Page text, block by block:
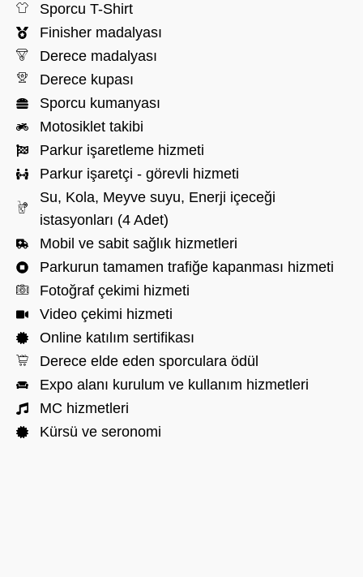
Sporcu T-Shirt
Finisher madalyası
Derece madalyası
Derece kupası
Sporcu kumanyası
Motosiklet takibi
Parkur işaretleme hizmeti
Parkur işaretçi - görevli hizmeti
Su, Kola, Meyve suyu, Enerji içeceği
istasyonları (4 Adet)
Mobil ve sabit sağlık hizmetleri
Parkurun tamamen trafiğe kapanması hizmeti
Fotoğraf çekimi hizmeti
Video çekimi hizmeti
Online katılım sertifikası
Derece elde eden sporculara ödül
Expo alanı kurulum ve kullanım hizmetleri
MC hizmetleri
Kürsü ve seronomi